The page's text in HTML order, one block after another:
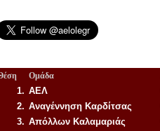
Ομάδα
1. ΑΕΛ
2. Αναγέννηση Καρδίτσας
3. Απόλλων Καλαμαριάς